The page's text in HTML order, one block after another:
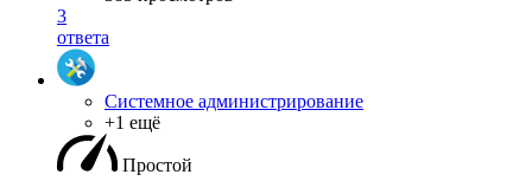
3
ответа
Системное администрирование
+1 ещё
Простой